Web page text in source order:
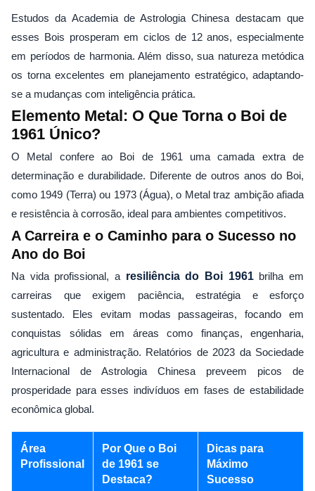
Estudos da Academia de Astrologia Chinesa destacam que
esses Bois prosperam em ciclos de 12 anos, especialmente
em períodos de harmonia. Além disso, sua natureza metódica
os torna excelentes em planejamento estratégico, adaptando-
se a mudanças com inteligência prática.
Elemento Metal: O Que Torna o Boi de
1961 Único?
O Metal confere ao Boi de 1961 uma camada extra de
determinação e durabilidade. Diferente de outros anos do Boi,
como 1949 (Terra) ou 1973 (Água), o Metal traz ambição afiada
e resistência à corrosão, ideal para ambientes competitivos.
A Carreira e o Caminho para o Sucesso no
Ano do Boi
Na vida profissional, a resiliência do Boi 1961brilha em
carreiras que exigem paciência, estratégia e esforço
sustentado. Eles evitam modas passageiras, focando em
conquistas sólidas em áreas como finanças, engenharia,
agricultura e administração. Relatórios de 2023 da Sociedade
Internacional de Astrologia Chinesa preveem picos de
prosperidade para esses indivíduos em fases de estabilidade
econômica global.
Área
Profissional
Por Que o Boi
de 1961 se
Destaca?
Dicas para
Máximo
Sucesso